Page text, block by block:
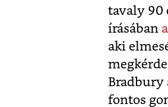
tavaly 90
írásában
aki
Bradbury
fontos